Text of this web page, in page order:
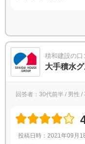
積和建設の口
大手積水
回答者：30代前半 / 男性 /
投稿日時：2021年09月